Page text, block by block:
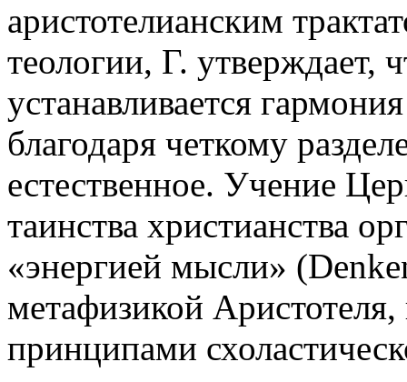
аристотелианским
теологии, Г. утверждает,
устанавливается
благодаря четкому
естественное. Учение
таинства христианства
«энергией мысли»
метафизикой
принципами